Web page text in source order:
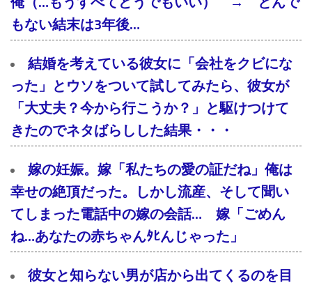
もない結末は3年後…
結婚を考えている彼女に「会社をクビにな
った」とウソをついて試してみたら、彼女が
「大丈夫？今から行こうか？」と駆けつけて
きたのでネタばらしした結果・・・
嫁の妊娠。嫁「私たちの愛の証だね」俺は
幸せの絶頂だった。しかし流産、そして聞い
てしまった電話中の嫁の会話… 嫁「ごめん
ね…あなたの赤ちゃんﾀﾋんじゃった」
彼女と知らない男が店から出てくるのを目